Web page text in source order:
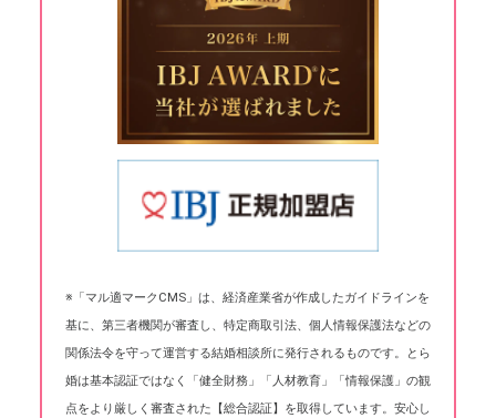
※「マル適マークCMS」は、経済産業省が作成したガイドラインを
基に、第三者機関が審査し、特定商取引法、個人情報保護法などの
関係法令を守って運営する結婚相談所に発行されるものです。とら
婚は基本認証ではなく「健全財務」「人材教育」「情報保護」の観
点をより厳しく審査された【総合認証】を取得しています。安心し